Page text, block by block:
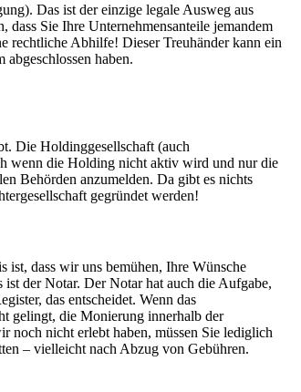
Das ist der einzige legale Ausweg aus
Sie Ihre Unternehmensanteile jemandem
rechtliche Abhilfe! Dieser Treuhänder kann ein
haben.
Die Holdinggesellschaft (auch
wenn die Holding nicht aktiv wird und nur die
Behörden anzumelden. Da gibt es nichts
gegründet werden!
ist, dass wir uns bemühen, Ihre Wünsche
der Notar. Der Notar hat auch die Aufgabe,
das entscheidet. Wenn das
gelingt, die Monierung innerhalb der
noch nicht erlebt haben, müssen Sie lediglich
– vielleicht nach Abzug von Gebühren.